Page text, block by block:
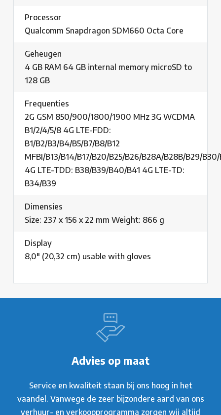
Processor
Qualcomm Snapdragon SDM660 Octa Core
Geheugen
4 GB RAM 64 GB internal memory microSD to
128 GB
Frequenties
2G GSM 850/900/1800/1900 MHz 3G WCDMA
B1/2/4/5/8 4G LTE-FDD:
B1/B2/B3/B4/B5/B7/B8/B12
MFBI/B13/B14/B17/B20/B25/B26/B28A/B28B/B29/
4G LTE-TDD: B38/B39/B40/B41 4G LTE-TD:
B34/B39
Dimensies
Size: 237 x 156 x 22 mm Weight: 866 g
Display
8,0" (20,32 cm) usable with gloves
Advies op maat
Service en kwaliteit staan bij ons hoog in het
vaandel. Vanwege de zeer bijzondere aard van ons
verhuur- en verkoopprogramma zorgen wij altijd